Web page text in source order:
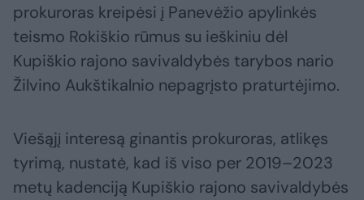
prokuroras kreipėsi į Panevėžio apylinkės
teismo Rokiškio rūmus su ieškiniu dėl
Kupiškio rajono savivaldybės tarybos nario
Žilvino Aukštikalnio nepagrįsto praturtėjimo.
Viešąjį interesą ginantis prokuroras, atlikęs
tyrimą, nustatė, kad iš viso per 2019–2023
metų kadenciją Kupiškio rajono savivaldybės